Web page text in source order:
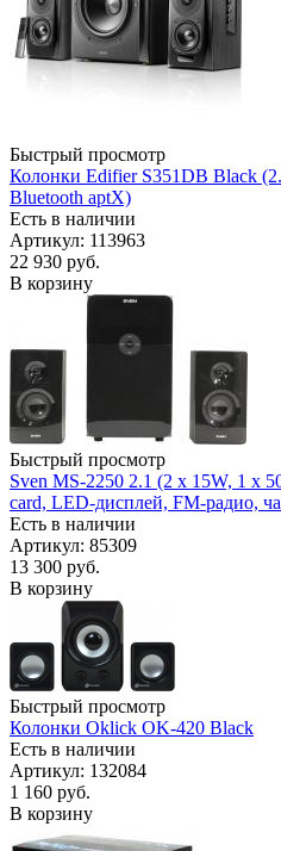
Быстрый просмотр
Колонки Edifier S351DB Black
Bluetooth aptX)
Есть в наличии
Артикул: 113963
22 930 руб.
В корзину
Быстрый просмотр
Sven MS-2250 2.1 (2 x 15W, 1 х
card, LED-дисплей, FM-радио,
Есть в наличии
Артикул: 85309
13 300 руб.
В корзину
Быстрый просмотр
Колонки Oklick OK-420 Black
Есть в наличии
Артикул: 132084
1 160 руб.
В корзину